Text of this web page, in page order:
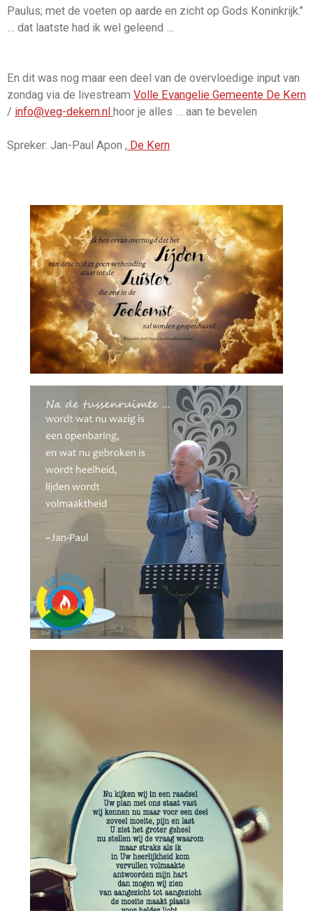
Paulus; met de voeten op aarde en zicht op Gods Koninkrijk.’’
… dat laatste had ik wel geleend …
En dit was nog maar een deel van de overvloedige input van
zondag via de livestream Volle Evangelie Gemeente De Kern
/ info@veg-dekern.nl hoor je alles … aan te bevelen
Spreker: Jan-Paul Apon , De Kern